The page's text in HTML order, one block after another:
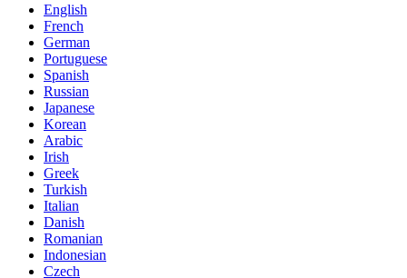
English
French
German
Portuguese
Spanish
Russian
Japanese
Korean
Arabic
Irish
Greek
Turkish
Italian
Danish
Romanian
Indonesian
Czech